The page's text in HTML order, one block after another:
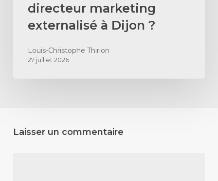
directeur marketing
externalisé à Dijon ?
Louis-Christophe Thirion
27 juillet 2026
Laisser un commentaire